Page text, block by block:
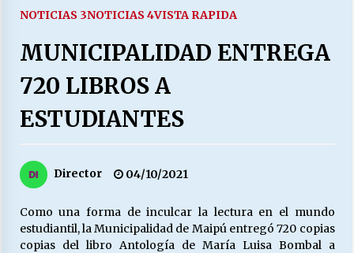
cuándo van a bajar?
HISTORIA
27/07/2026
MUNICIPALIDAD, TRABAJADORES, CLIMA
LABORAL:
13/07/2026
NOTICIAS 3NOTICIAS 4VISTA RAPIDA
MUNICIPALIDAD ENTREGA
720 LIBROS A
ESTUDIANTES
Director 04/10/2021
Como una forma de inculcar la lectura en el mundo
estudiantil, la Municipalidad de Maipú entregó 720 copias
copias del libro Antología de María Luisa Bombal a